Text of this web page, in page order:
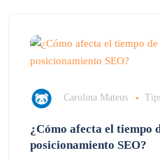
Carolina Mateus
¿Cómo afecta el tiempo
posicionamiento SEO?